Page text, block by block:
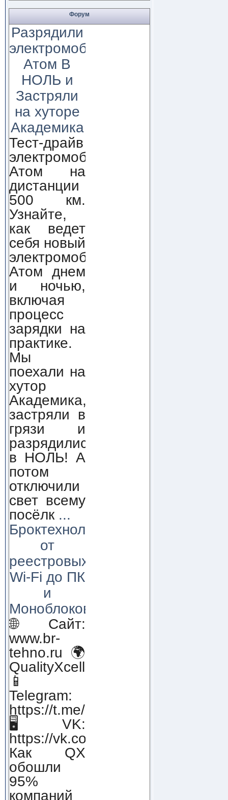
Форум
Разрядили
электромобиль
Атом В
НОЛЬ и
Застряли
на хуторе
Академика
Тест-драйв
электромобиля
Атом на
дистанции
500 км.
Узнайте,
как ведет
себя новый
электромобиль
Атом днем
и ночью,
включая
процесс
зарядки на
практике.
Мы
поехали на
хутор
Академика,
застряли в
грязи и
разрядились
в НОЛЬ! А
потом
отключили
свет всему
посёлк ...
Броктехнолоджи:
от
реестровых
Wi-Fi до ПК
и
Моноблоков!
🌐 Сайт:
www.br-
tehno.ru 🌍
QualityXcellence.ru
📱
Telegram:
https://t.me/qx_lab_IT
🖥 VK:
https://vk.com/qualityxcellenc
Как QX
обошли
95%
компаний